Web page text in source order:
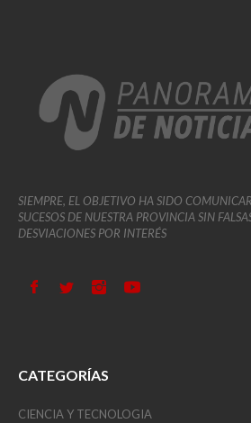
SIEMPRE, EL OBJETIVO HA SIDO
SUCESOS DE NUESTRA PROVINCIA SIN
DESVIACIONES POR INTERÉS
CATEGORÍAS
CIENCIA Y TECNOLOGIA